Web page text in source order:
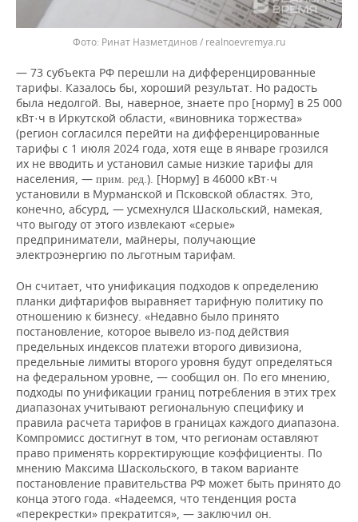
Ринат Назметдинов / realnoevremya.ru
— 73 субъекта РФ перешли на дифференцированные
тарифы. Казалось бы, хороший результат. Но радость
была недолгой. Вы, наверное, знаете про [норму] в 25 000
кВт·ч в Иркутской области, «виновника торжества»
(регион согласился перейти на дифференцированные
тарифы с 1 июля 2024 года, хотя еще в январе грозился
их не вводить и установил самые низкие тарифы для
населения, — прим. ред.). [Норму] в 46000 кВт·ч
установили в Мурманской и Псковской областях. Это,
конечно, абсурд, — усмехнулся Шаскольский, намекая,
что выгоду от этого извлекают «серые»
предприниматели, майнеры, получающие
электроэнергию по льготным тарифам.
Он считает, что унификация подходов к определению
планки дифтарифов выравняет тарифную политику по
отношению к бизнесу. «Недавно было принято
постановление, которое вывело из-под действия
предельных индексов платежи второго дивизиона,
предельные лимиты второго уровня будут определяться
на федеральном уровне, — сообщил он. По его мнению,
подходы по унификации границ потребления в этих трех
диапазонах учитывают региональную специфику и
правила расчета тарифов в границах каждого диапазона.
Компромисс достигнут в том, что регионам оставляют
право применять корректирующие коэффициенты. По
мнению Максима Шаскольского, в таком варианте
постановление правительства РФ может быть принято до
конца этого года. «Надеемся, что тенденция роста
«перекрестки» прекратится», — заключил он.